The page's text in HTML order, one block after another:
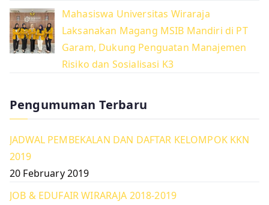
Mahasiswa Universitas Wiraraja
Laksanakan Magang MSIB Mandiri di PT
Garam, Dukung Penguatan Manajemen
Risiko dan Sosialisasi K3
Pengumuman Terbaru
JADWAL PEMBEKALAN DAN DAFTAR KELOMPOK KKN
2019
20 February 2019
JOB & EDUFAIR WIRARAJA 2018-2019